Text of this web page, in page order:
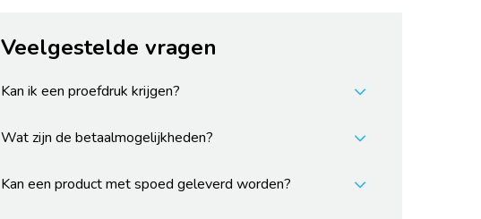
Veelgestelde vragen
Kan ik een proefdruk krijgen?
Wat zijn de betaalmogelijkheden?
Kan een product met spoed geleverd worden?